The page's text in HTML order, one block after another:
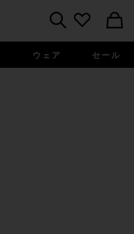
ウェア セール